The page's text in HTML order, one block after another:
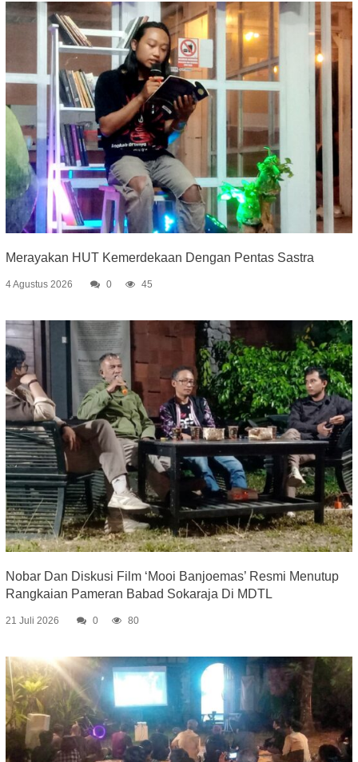
Merayakan HUT Kemerdekaan Dengan Pentas Sastra
4 Agustus 2026 0 45
Nobar Dan Diskusi Film ‘Mooi Banjoemas’ Resmi Menutup
Rangkaian Pameran Babad Sokaraja Di MDTL
21 Juli 2026 0 80